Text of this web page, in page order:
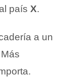
país X.
a un